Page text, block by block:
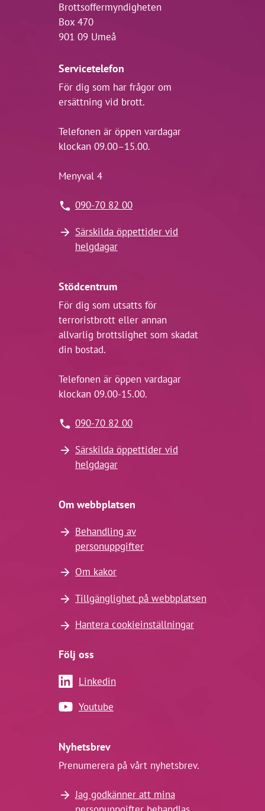
Brottsoffermyndigheten
Box 470
901 09 Umeå
Servicetelefon
För dig som har frågor om
ersättning vid brott.
Telefonen är öppen vardagar
klockan 09.00–15.00.
Menyval 4
090-70 82 00
Särskilda öppettider vid
helgdagar
Stödcentrum
För dig som utsatts för
terroristbrott eller annan
allvarlig brottslighet som skadat
din bostad.
Telefonen är öppen vardagar
klockan 09.00-15.00.
090-70 82 00
Särskilda öppettider vid
helgdagar
Om webbplatsen
Behandling av
personuppgifter
Om kakor
Tillgänglighet på webbplatsen
Hantera cookieinställningar
Följ oss
Linkedin
Youtube
Nyhetsbrev
Prenumerera på vårt nyhetsbrev.
Jag godkänner att mina